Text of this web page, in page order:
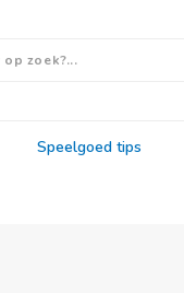
Speelgoed tips